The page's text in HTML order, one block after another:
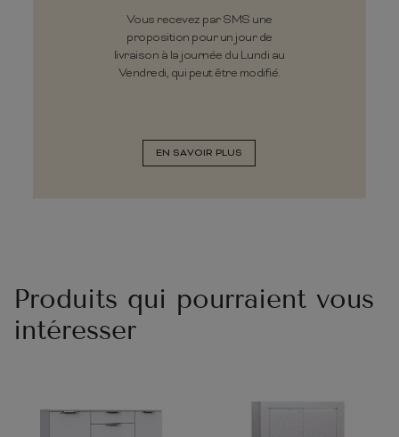
Vous recevez par SMS une
proposition pour un jour de
livraison à la journée du Lundi au
Vendredi, qui peut être modifié.
EN SAVOIR PLUS
Produits qui pourraient vous
intéresser